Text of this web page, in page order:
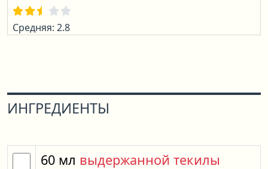
Средняя: 2.8
ИНГРЕДИЕНТЫ
60 мл выдержанной текилы